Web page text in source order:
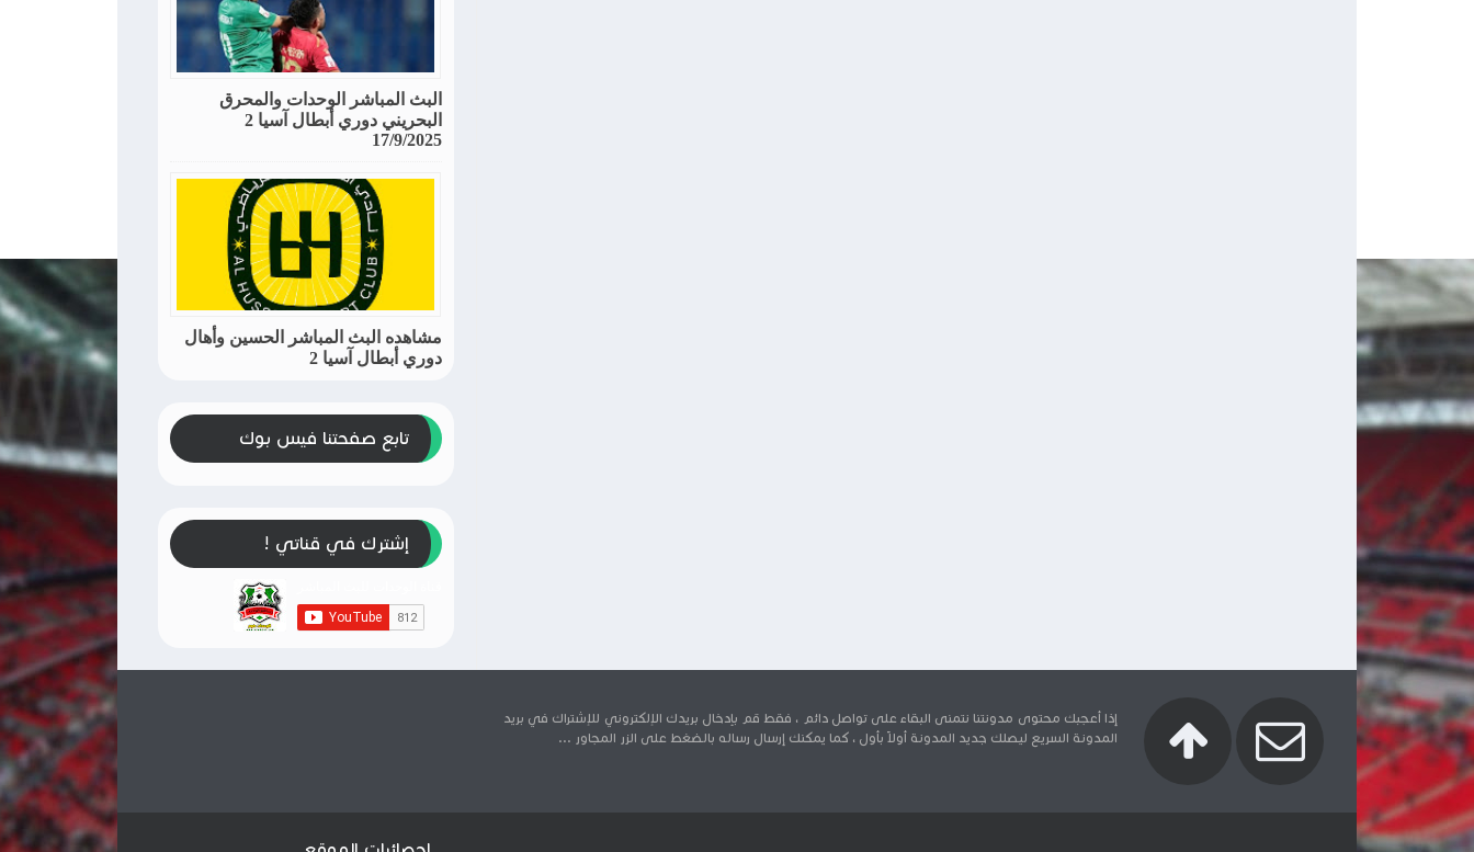
البث المباشر الوحدات والمحرق
البحريني دوري أبطال آسيا 2
17/9/2025
مشاهده البث المباشر الحسين وأهال
دوري أبطال آسيا 2
تابع صفحتنا فيس بوك
إشترك في قناتي !
إذا أعجبك محتوى مدونتنا نتمنى البقاء على تواصل دائم ، فقط قم بإدخال بريدك الإلكتروني للإشتراك في بريد
المدونة السريع ليصلك جديد المدونة أولاً بأول ، كما يمكنك إرسال رساله بالضغط على الزر المجاور ...